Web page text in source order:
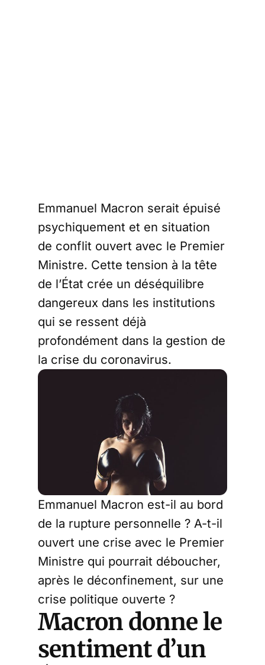
Emmanuel Macron serait épuisé
psychiquement et en situation
de conflit ouvert avec le Premier
Ministre. Cette tension à la tête
de l’État crée un déséquilibre
dangereux dans les institutions
qui se ressent déjà
profondément dans la gestion de
la crise du coronavirus.
Emmanuel Macron est-il au bord
de la rupture personnelle ? A-t-il
ouvert une crise avec le Premier
Ministre qui pourrait déboucher,
après le déconfinement, sur une
crise politique ouverte ?
Macron donne le
sentiment d’un